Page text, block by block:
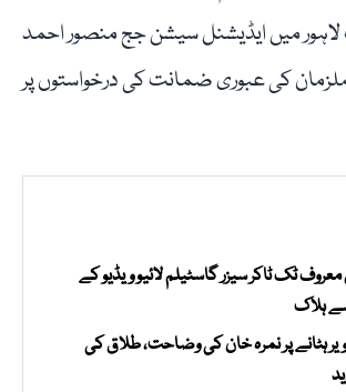
میں ایڈیشنل سیشن جج منصور احمد
کی عبوری ضمانت کی درخواستوں پر
ٹک ٹاکر سیزر گاسٹیلم لائیو ویڈیو کے
ہلاک
ہٹانے پر نمرہ خان کی وضاحت، طلاق کی